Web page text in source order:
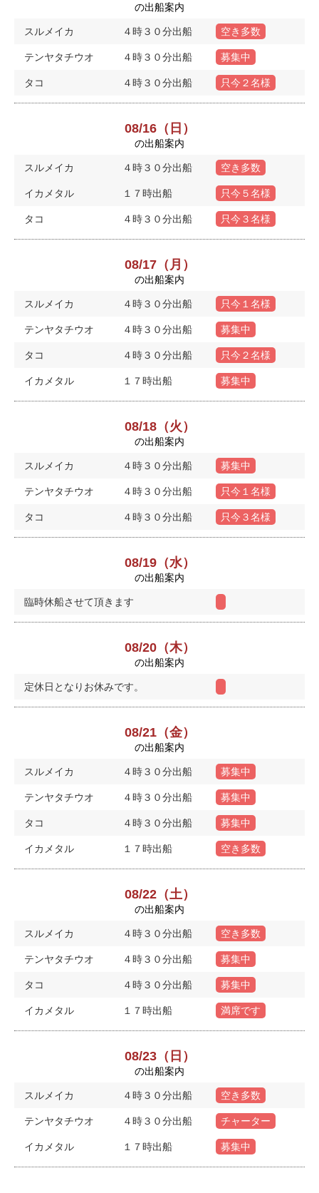
の出船案内
スルメイカ ４時３０分出船 空き多数
テンヤタチウオ ４時３０分出船 募集中
タコ ４時３０分出船 只今２名様
08/16（日）
の出船案内
スルメイカ ４時３０分出船 空き多数
イカメタル １７時出船 只今５名様
タコ ４時３０分出船 只今３名様
08/17（月）
の出船案内
スルメイカ ４時３０分出船 只今１名様
テンヤタチウオ ４時３０分出船 募集中
タコ ４時３０分出船 只今２名様
イカメタル １７時出船 募集中
08/18（火）
の出船案内
スルメイカ ４時３０分出船 募集中
テンヤタチウオ ４時３０分出船 只今１名様
タコ ４時３０分出船 只今３名様
08/19（水）
の出船案内
臨時休船させて頂きます
08/20（木）
の出船案内
定休日となりお休みです。
08/21（金）
の出船案内
スルメイカ ４時３０分出船 募集中
テンヤタチウオ ４時３０分出船 募集中
タコ ４時３０分出船 募集中
イカメタル １７時出船 空き多数
08/22（土）
の出船案内
スルメイカ ４時３０分出船 空き多数
テンヤタチウオ ４時３０分出船 募集中
タコ ４時３０分出船 募集中
イカメタル １７時出船 満席です
08/23（日）
の出船案内
スルメイカ ４時３０分出船 空き多数
テンヤタチウオ ４時３０分出船 チャーター
イカメタル １７時出船 募集中